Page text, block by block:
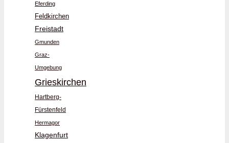
Eferding
Feldkirchen
Freistadt
Gmunden
Graz-
Umgebung
Grieskirchen
Hartberg-
Fürstenfeld
Hermagor
Klagenfurt